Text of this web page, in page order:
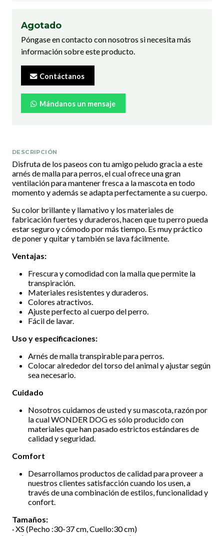
Agotado
Póngase en contacto con nosotros si necesita más
información sobre este producto.
Contáctanos
Mándanos un mensaje
DESCRIPCIÓN
Disfruta de los paseos con tu amigo peludo gracia a este
arnés de malla para perros, el cual ofrece una gran
ventilación para mantener fresca a la mascota en todo
momento y además se adapta perfectamente a su cuerpo.
Su color brillante y llamativo y los materiales de
fabricación fuertes y duraderos, hacen que tu perro pueda
estar seguro y cómodo por más tiempo. Es muy práctico
de poner y quitar y también se lava fácilmente.
Ventajas:
Frescura y comodidad con la malla que permite la
transpiración.
Materiales resistentes y duraderos.
Colores atractivos.
Ajuste perfecto al cuerpo del perro.
Fácil de lavar.
Uso y especificaciones:
Arnés de malla transpirable para perros.
Colocar alrededor del torso del animal y ajustar según
sea necesario.
Cuidado
Nosotros cuidamos de usted y su mascota, razón por
la cual WONDER DOG es sólo producido con
materiales que han pasado estrictos estándares de
calidad y seguridad.
Comfort
Desarrollamos productos de calidad para proveer a
nuestros clientes satisfacción cuando los usen, a
través de una combinación de estilos, funcionalidad y
confort.
Tamaños:
· XS (Pecho :30-37 cm, Cuello:30 cm)